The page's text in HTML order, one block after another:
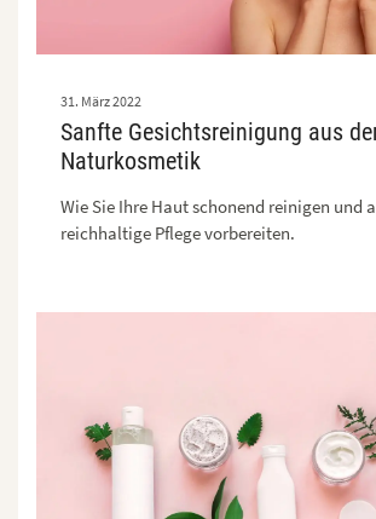
Sanfte Gesichtsreinigung aus
Naturkosmetik
31. März 2022
Wie Sie Ihre Haut schonend reinigen und
reichhaltige Pflege vorbereiten.